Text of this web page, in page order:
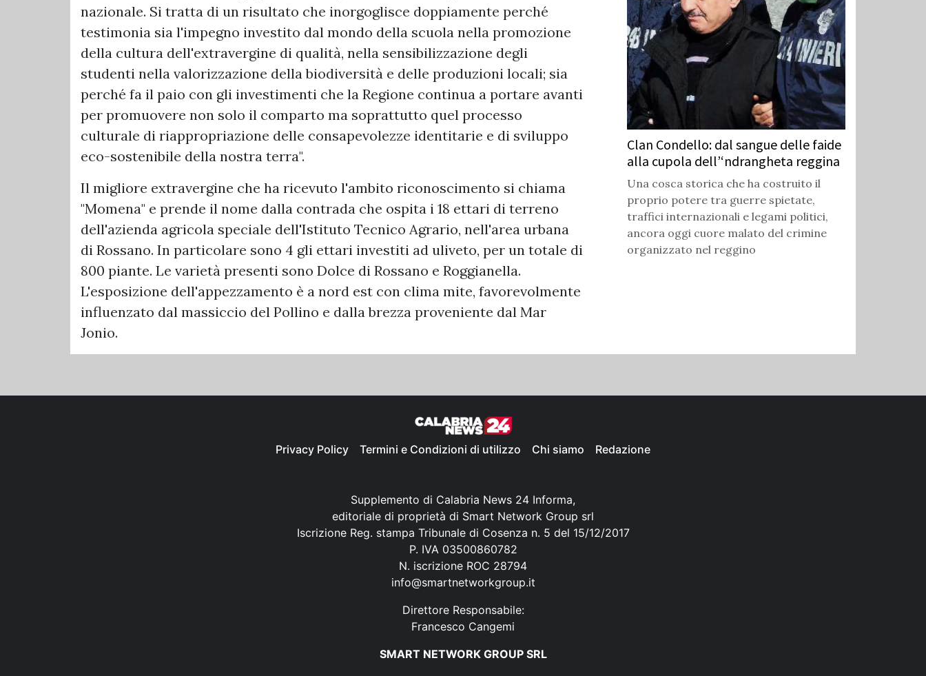
nazionale. Si tratta di un risultato che inorgoglisce doppiamente perché
testimonia sia l'impegno investito dal mondo della scuola nella promozione
della cultura dell'extravergine di qualità, nella sensibilizzazione degli
studenti nella valorizzazione della biodiversità e delle produzioni locali; sia
perché fa il paio con gli investimenti che la Regione continua a portare avanti
per promuovere non solo il comparto ma soprattutto quel processo
culturale di riappropriazione delle consapevolezze identitarie e di sviluppo
eco-sostenibile della nostra terra".
Il migliore extravergine che ha ricevuto l'ambito riconoscimento si chiama
"Momena" e prende il nome dalla contrada che ospita i 18 ettari di terreno
dell'azienda agricola speciale dell'Istituto Tecnico Agrario, nell'area urbana
di Rossano. In particolare sono 4 gli ettari investiti ad uliveto, per un totale di
800 piante. Le varietà presenti sono Dolce di Rossano e Roggianella.
L'esposizione dell'appezzamento è a nord est con clima mite, favorevolmente
influenzato dal massiccio del Pollino e dalla brezza proveniente dal Mar
Jonio.
Clan Condello: dal sangue delle faide
alla cupola dell’‘ndrangheta reggina
Una cosca storica che ha costruito il
proprio potere tra guerre spietate,
traffici internazionali e legami politici,
ancora oggi cuore malato del crimine
organizzato nel reggino
Privacy Policy Termini e Condizioni di utilizzo Chi siamo Redazione
Supplemento di Calabria News 24 Informa,
editoriale di proprietà di Smart Network Group srl
Iscrizione Reg. stampa Tribunale di Cosenza n. 5 del 15/12/2017
P. IVA 03500860782
N. iscrizione ROC 28794
info@smartnetworkgroup.it
Direttore Responsabile:
Francesco Cangemi
SMART NETWORK GROUP SRL